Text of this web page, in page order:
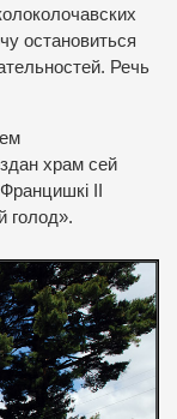
остановиться
Речь
храм сей
ІІ
голод».